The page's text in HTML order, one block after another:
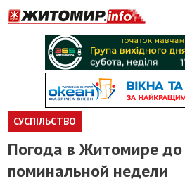
СУСПІЛЬСТВО
Погода в Житомире до
поминальной недели